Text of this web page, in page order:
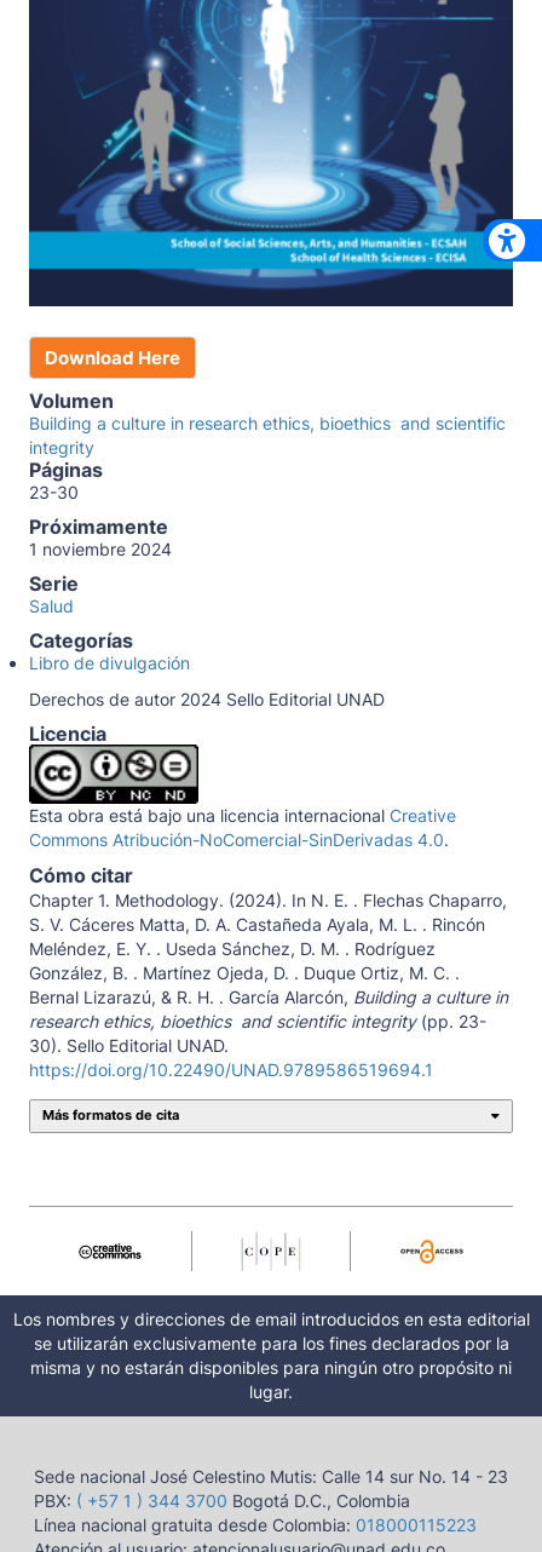
Download Here
Volumen
Building a culture in research ethics, bioethics and scientific
integrity
Páginas
23-30
Próximamente
1 noviembre 2024
Serie
Salud
Categorías
Libro de divulgación
Derechos de autor 2024 Sello Editorial UNAD
Licencia
Esta obra está bajo una licencia internacional Creative
Commons Atribución-NoComercial-SinDerivadas 4.0.
Cómo citar
Chapter 1. Methodology. (2024). In N. E. . Flechas Chaparro,
S. V. Cáceres Matta, D. A. Castañeda Ayala, M. L. . Rincón
Meléndez, E. Y. . Useda Sánchez, D. M. . Rodríguez
González, B. . Martínez Ojeda, D. . Duque Ortiz, M. C. .
Bernal Lizarazú, & R. H. . García Alarcón, Building a culture in
research ethics, bioethics and scientific integrity(pp. 23-
30). Sello Editorial UNAD.
https://doi.org/10.22490/UNAD.9789586519694.1
Más formatos de cita
Los nombres y direcciones de email introducidos en esta editorial
se utilizarán exclusivamente para los fines declarados por la
misma y no estarán disponibles para ningún otro propósito ni
lugar.
Sede nacional José Celestino Mutis: Calle 14 sur No. 14 - 23
PBX: ( +57 1 ) 344 3700 Bogotá D.C., Colombia
Línea nacional gratuita desde Colombia: 018000115223